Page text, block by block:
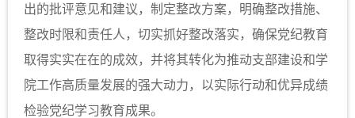
出的批评意见和建议，制定整改方案，明确整改措施、
整改时限和责任人，切实抓好整改落实，确保党纪教育
取得实实在在的成效，并将其转化为推动支部建设和学
院工作高质量发展的强大动力，以实际行动和优异成绩
检验党纪学习教育成果。